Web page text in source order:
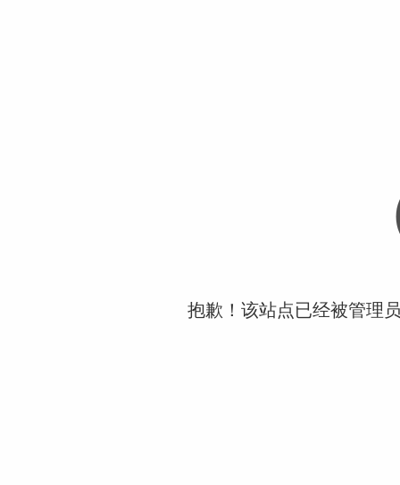
抱歉！该站点已经被管理